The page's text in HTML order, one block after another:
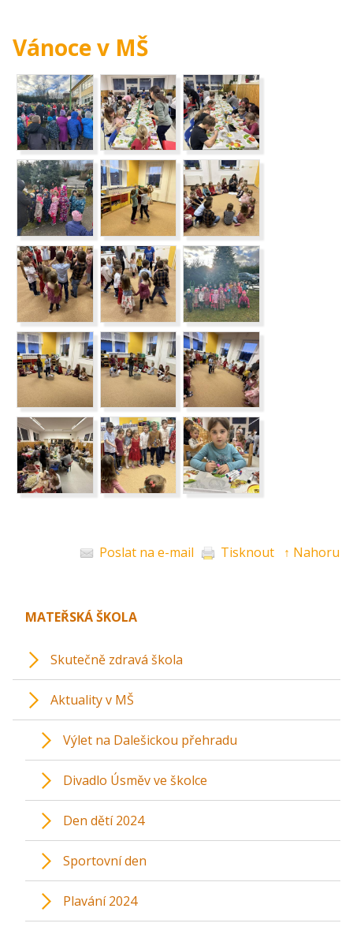
Vánoce v MŠ
Poslat na e-mail Tisknout ↑ Nahoru
MATEŘSKÁ ŠKOLA
Skutečně zdravá škola
Aktuality v MŠ
Výlet na Dalešickou přehradu
Divadlo Úsměv ve školce
Den dětí 2024
Sportovní den
Plavání 2024